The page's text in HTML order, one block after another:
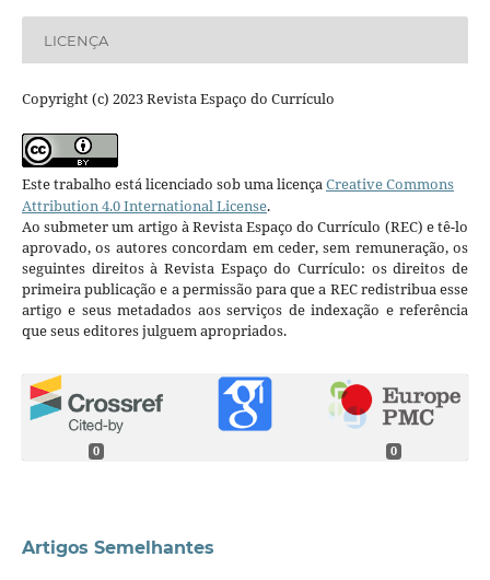
LICENÇA
Copyright (c) 2023 Revista Espaço do Currículo
Este trabalho está licenciado sob uma licençaCreative Commons
Attribution 4.0 International License.
Ao submeter um artigo à Revista Espaço do Currículo (REC) e tê-lo
aprovado, os autores concordam em ceder, sem remuneração, os
seguintes direitos à Revista Espaço do Currículo: os direitos de
primeira publicação e a permissão para que a REC redistribua esse
artigo e seus metadados aos serviços de indexação e referência
que seus editores julguem apropriados.
0 0
Artigos Semelhantes